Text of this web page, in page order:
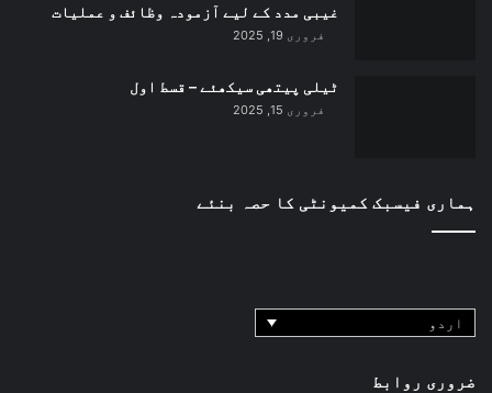
غیبی مدد کے لیے آزمودہ وظائف و عملیات
فروری 19, 2025
ٹیلی پیتھی سیکھئے – قسط اول
فروری 15, 2025
ہماری فیسبک کمیونٹی کا حصہ بنئے
اردو
ضروری روابط